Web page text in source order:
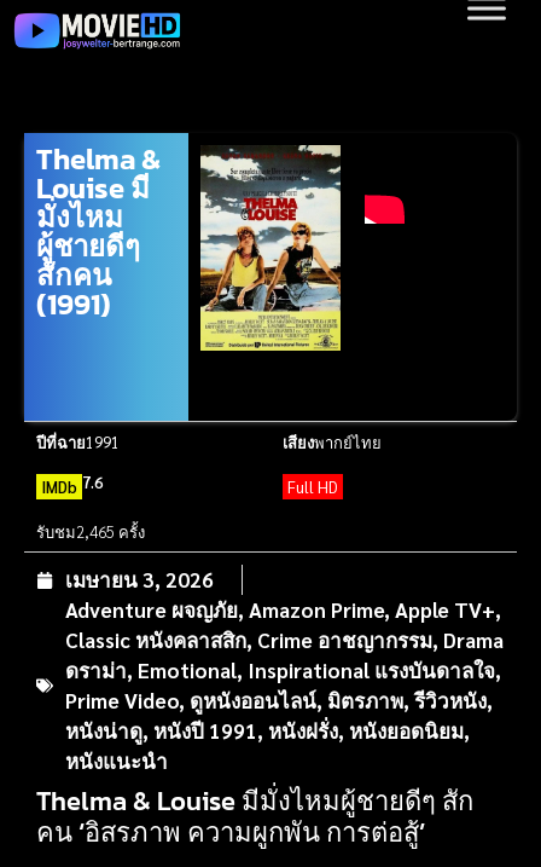
Thelma &
Louise มี
มั่งไหม
ผู้ชายดีๆ
สักคน
(1991)
ปีที่ฉาย1991 เสียงพากย์ไทย
IMDb 7.6 Full HD
รับชม2,465 ครั้ง
เมษายน 3, 2026
Adventure ผจญภัย, Amazon Prime, Apple TV+,
Classic หนังคลาสสิก, Crime อาชญากรรม, Drama
ดราม่า, Emotional, Inspirational แรงบันดาลใจ,
Prime Video, ดูหนังออนไลน์, มิตรภาพ,รีวิวหนัง,
หนังน่าดู, หนังปี 1991, หนังฝรั่ง, หนังยอดนิยม,
หนังแนะนำ
Thelma & Louise มีมั่งไหมผู้ชายดีๆ สัก
คน ‘อิสรภาพ ความผูกพัน การต่อสู้’